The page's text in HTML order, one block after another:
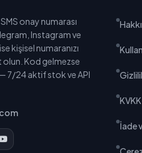
onay numarası
Instagram ve
kişisel numaranızı
olun. Kod gelmezse
7/24 aktif stok ve API
İade